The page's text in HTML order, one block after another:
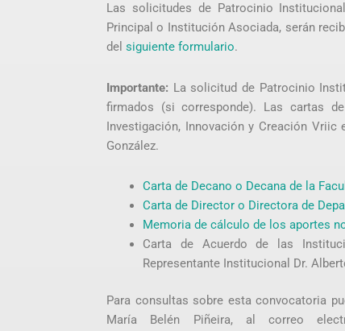
Las solicitudes de Patrocinio
Principal o Institución Asociada, serán
del siguiente formulario.
Importante: La solicitud de Patrocinio
firmados (si corresponde). Las cartas
Investigación, Innovación y Creación
González.
Carta de Decano o Decana de la
Carta de Director o Directora de
Memoria de cálculo de los aportes
Carta de Acuerdo de las
Representante Institucional Dr.
Para consultas sobre esta convocatoria
María Belén Piñeira, al correo